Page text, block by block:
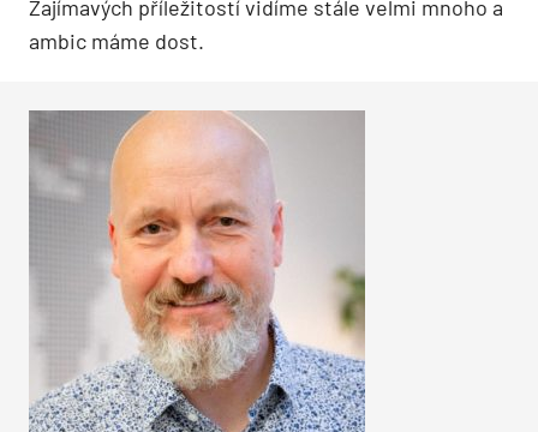
Zajímavých příležitostí vidíme stále velmi mnoho a
ambic máme dost.